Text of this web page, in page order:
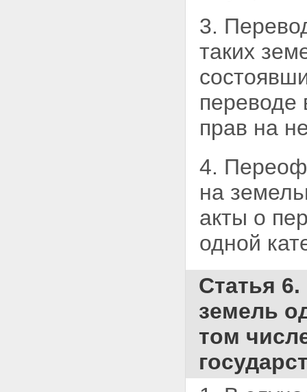
3.
таких
переводе
прав на
4.
на
акты о
одной
Статья
земель
том